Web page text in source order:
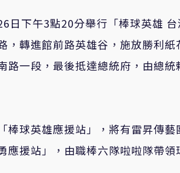
日下午3點20分舉行「棒球英雄
，轉進館前路英雄谷，施放勝利紙
路一段，最後抵達總統府，由總統
棒球英雄應援站」，將有雷昇傳藝
應援站」，由職棒六隊啦啦隊帶領